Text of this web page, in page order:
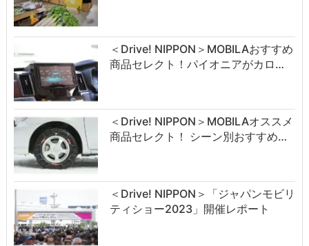
＜Drive! NIPPON＞MOBILAおすすめ
商品セレクト！パイオニアがカロ…
＜Drive! NIPPON＞MOBILAオススメ
商品セレクト！ シーン別おすすめ…
＜Drive! NIPPON＞「ジャパンモビリ
ティショー2023」開催レポート